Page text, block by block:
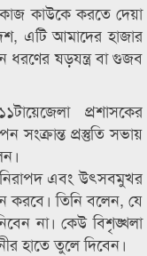
কাজ কাউকে করতে দেয়া
এটি আমাদের হাজার
ষড়যন্ত্র বা গুজব
প্রশাসকের
সংক্রান্ত প্রস্তুতি সভায়
এবং উৎসবমুখর
করবে। তিনি বলেন, যে
না। কেউ বিশৃঙ্খলা
হাতে তুলে দিবেন।